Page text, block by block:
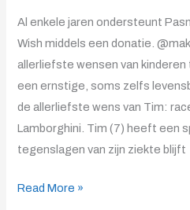
Al enkele jaren ondersteunt
Wish middels een donatie.
allerliefste wensen van
een ernstige, soms zelfs
de allerliefste wens van Tim:
Lamborghini. Tim (7) heeft een
tegenslagen van zijn ziekte blijft
liefste
wens
van
Tim
in
vervulling
laten
Read More »